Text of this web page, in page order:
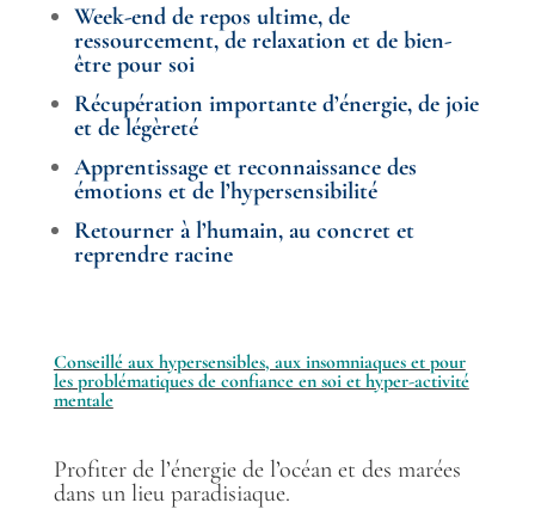
Week-end de repos ultime, de
ressourcement, de relaxation et de bien-
être pour soi
Récupération importante d’énergie, de joie
et de légèreté
Apprentissage et reconnaissance des
émotions et de l’hypersensibilité
Retourner à l’humain, au concret et
reprendre racine
Conseillé aux hypersensibles, aux insomniaques et pour
les problématiques de confiance en soi et hyper-activité
mentale
Profiter de l’énergie de l’océan et des marées
dans un lieu paradisiaque.